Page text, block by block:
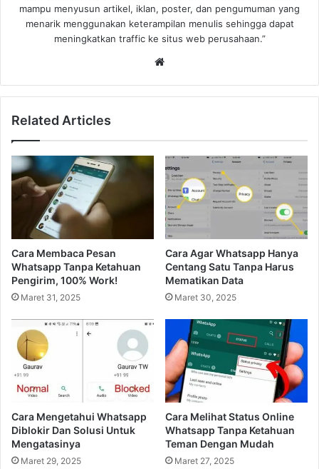
mampu menyusun artikel, iklan, poster, dan pengumuman yang
menarik menggunakan keterampilan menulis sehingga dapat
meningkatkan traffic ke situs web perusahaan.”
Related Articles
Cara Membaca Pesan
Whatsapp Tanpa Ketahuan
Pengirim, 100% Work!
Maret 31, 2025
Cara Agar Whatsapp Hanya
Centang Satu Tanpa Harus
Mematikan Data
Maret 30, 2025
Cara Mengetahui Whatsapp
Diblokir Dan Solusi Untuk
Mengatasinya
Maret 29, 2025
Cara Melihat Status Online
Whatsapp Tanpa Ketahuan
Teman Dengan Mudah
Maret 27, 2025